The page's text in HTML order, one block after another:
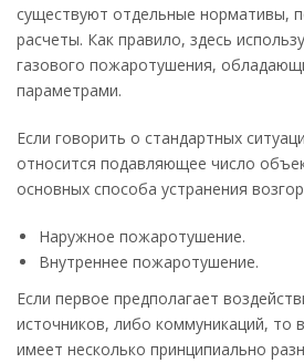
существуют отдельные нормативы,
расчеты. Как правило, здесь
газового пожаротушения,
параметрами.
Если говорить о стандартных
относится подавляющее число
основных способа устранения
Наружное пожаротушение.
Внутреннее пожаротушение.
Если первое предполагает
источников, либо коммуникаций, то
имеет несколько принципиально